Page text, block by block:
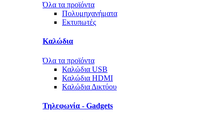
Όλα τα προϊόντα
Πολυμηχανήματα
Εκτυπωτές
Καλώδια
Όλα τα προϊόντα
Καλώδια USB
Καλώδια HDMI
Καλώδια Δικτύου
Τηλεφωνία - Gadgets